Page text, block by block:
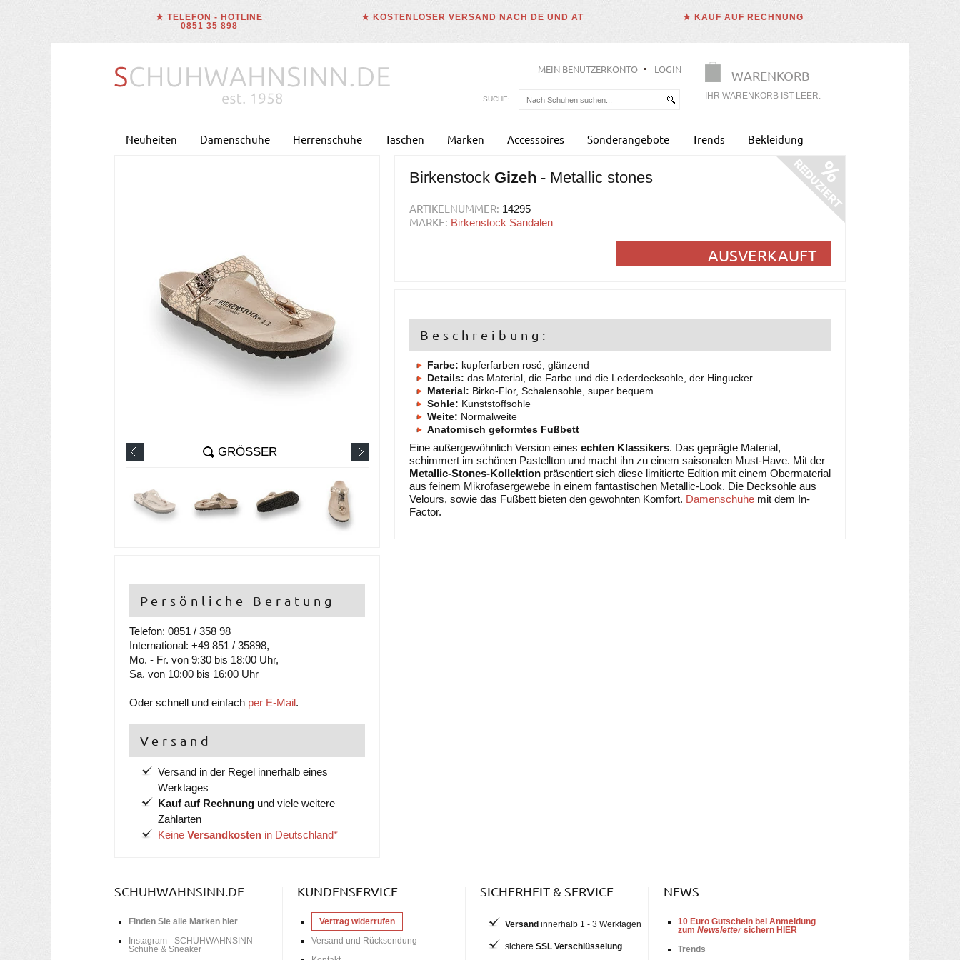
★ TELEFON - HOTLINE
0851 35 898
★ KOSTENLOSER VERSAND NACH DE UND AT ★ KAUF AUF RECHNUNG
WARENKORB
IHR WARENKORB IST LEER.
MEIN BENUTZERKONTO LOGIN
SUCHE:
Neuheiten Damenschuhe Herrenschuhe Taschen Marken Accessoires Sonderangebote Trends Bekleidung
GRÖSSER
Persönliche Beratung
Telefon: 0851 / 358 98
International: +49 851 / 35898,
Mo. - Fr. von 9:30 bis 18:00 Uhr,
Sa. von 10:00 bis 16:00 Uhr
Oder schnell und einfach per E-Mail.
Versand
Versand in der Regel innerhalb eines
Werktages
Kauf auf Rechnung und viele weitere
Zahlarten
Keine Versandkosten in Deutschland*
Birkenstock Gizeh - Metallic stones
ARTIKELNUMMER: 14295
MARKE: Birkenstock Sandalen
AUSVERKAUFT
Beschreibung:
Farbe: kupferfarben rosé, glänzend
Details: das Material, die Farbe und die Lederdecksohle, der Hingucker
Material: Birko-Flor, Schalensohle, super bequem
Sohle: Kunststoffsohle
Weite: Normalweite
Anatomisch geformtes Fußbett
Eine außergewöhnlich Version eines echten Klassikers. Das geprägte Material,
schimmert im schönen Pastellton und macht ihn zu einem saisonalen Must-Have. Mit der
Metallic-Stones-Kollektion präsentiert sich diese limitierte Edition mit einem Obermaterial
aus feinem Mikrofasergewebe in einem fantastischen Metallic-Look. Die Decksohle aus
Velours, sowie das Fußbett bieten den gewohnten Komfort. Damenschuhe mit dem In-
Factor.
SCHUHWAHNSINN.DE
Finden Sie alle Marken hier
Instagram - SCHUHWAHNSINN
Schuhe & Sneaker
KUNDENSERVICE
Vertrag widerrufen
Versand und Rücksendung
SICHERHEIT & SERVICE
Versand innerhalb 1 - 3 Werktagen
sichere SSL Verschlüsselung
NEWS
10 Euro Gutschein bei Anmeldung
zum Newsletter sichern HIER
Trends